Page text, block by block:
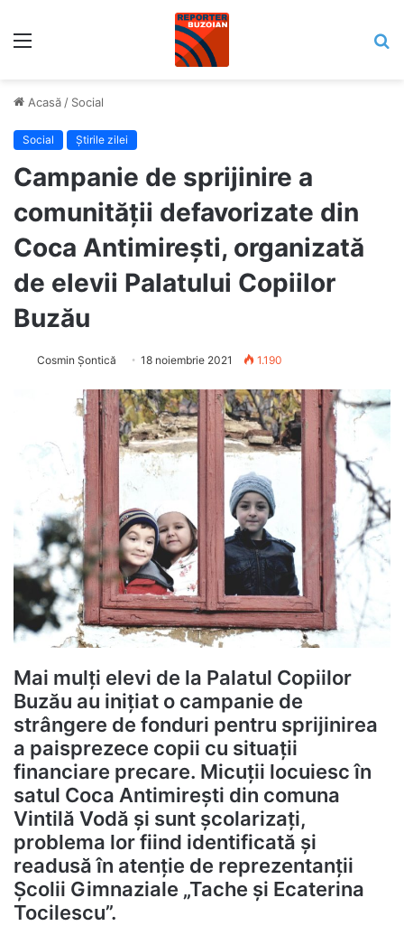
Acasă / Social
Social Știrile zilei
Campanie de sprijinire a
comunității defavorizate din
Coca Antimirești, organizată
de elevii Palatului Copiilor
Buzău
Cosmin Șontică 18 noiembrie 2021 1.190
Mai mulți elevi de la Palatul Copiilor
Buzău au inițiat o campanie de
strângere de fonduri pentru sprijinirea
a paisprezece copii cu situații
financiare precare. Micuții locuiesc în
satul Coca Antimirești din comuna
Vintilă Vodă și sunt școlarizați,
problema lor fiind identificată și
readusă în atenție de reprezentanții
Școlii Gimnaziale „Tache și Ecaterina
Tocilescu”.